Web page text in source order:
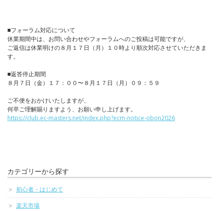
■フォーラム対応について
休業期間中は、お問い合わせやフォーラムへのご投稿は可能ですが、
ご返信は休業明けの８月１７日（月）１０時より順次対応させていただきま
す。
■返答停止期間
８月７日（金）１７：００〜８月１７日（月）０９：５９
ご不便をおかけいたしますが、
何卒ご理解賜りますよう、お願い申し上げます。
https://club.ec-masters.net/index.php?ecm-notice-obon2026
カテゴリーから探す
初心者・はじめて
楽天市場